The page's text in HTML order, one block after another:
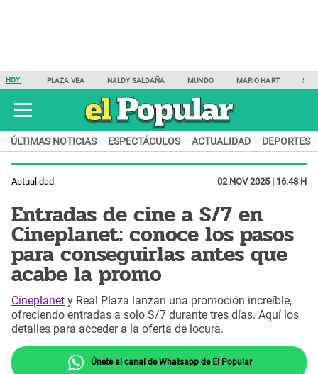
HOY: PLAZA VEA NALDY SALDAÑA MUNDO MARIO HART
ÚLTIMAS NOTICIAS ESPECTÁCULOS ACTUALIDAD DEPORTES
Actualidad 02 NOV 2025 | 16:48 H
Entradas de cine a S/7 en
Cineplanet: conoce los pasos
para conseguirlas antes que
acabe la promo
Cineplanet y Real Plaza lanzan una promoción increíble,
ofreciendo entradas a solo S/7 durante tres días. Aquí los
detalles para acceder a la oferta de locura.
Únete al canal de Whatsapp de El Popular